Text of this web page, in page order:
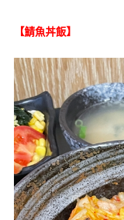
【鯖魚丼飯】